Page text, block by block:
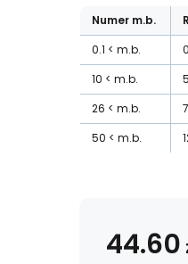
Numer m.b.
0.1
m.b. 0
10
m.b. 5
26
m.b.
50
m.b.
44.60